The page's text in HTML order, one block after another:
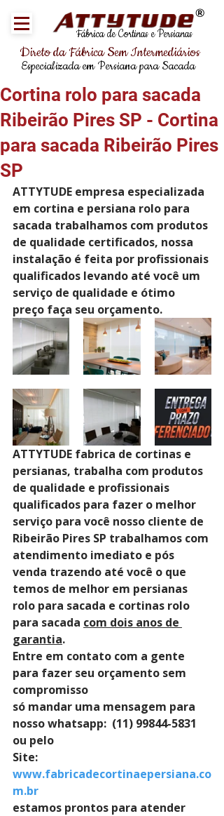
Fábrica de Cortinas e Persianas
®
Direto da Fábrica Sem Intermediários
Especializada em Persiana para Sacada
Cortina rolo para sacada
Ribeirão Pires SP - Cortina
para sacada Ribeirão Pires
SP
ATTYTUDE empresa especializada
em cortina e persiana rolo para
sacada trabalhamos com produtos
de qualidade certificados, nossa
instalação é feita por profissionais
qualificados levando até você um
serviço de qualidade e ótimo
preço faça seu orçamento.
ATTYTUDE fabrica de cortinas e
persianas, trabalha com produtos
de qualidade e profissionais
qualificados para fazer o melhor
serviço para você nosso cliente de
Ribeirão Pires SP trabalhamos com
atendimento imediato e pós
venda trazendo até você o que
temos de melhor em persianas
rolo para sacada e cortinas rolo
para sacada com dois anos de
garantia.
Entre em contato com a gente
para fazer seu orçamento sem
compromisso
só mandar uma mensagem para
nosso whatsapp:  (11) 99844-5831
ou pelo
Site:
www.fabricadecortinaepersiana.co
m.br
estamos prontos para atender